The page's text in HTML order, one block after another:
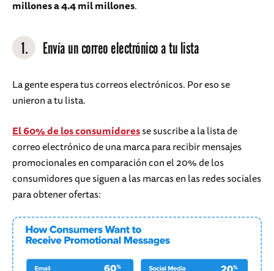
millones a 4.4 mil millones.
1. Envía un correo electrónico a tu lista
La gente espera tus correos electrónicos. Por eso se
unieron a tu lista.
El 60% de los consumidoresse suscribe a la lista de
correo electrónico de una marca para recibir mensajes
promocionales en comparación con el 20% de los
consumidores que siguen a las marcas en las redes sociales
para obtener ofertas: